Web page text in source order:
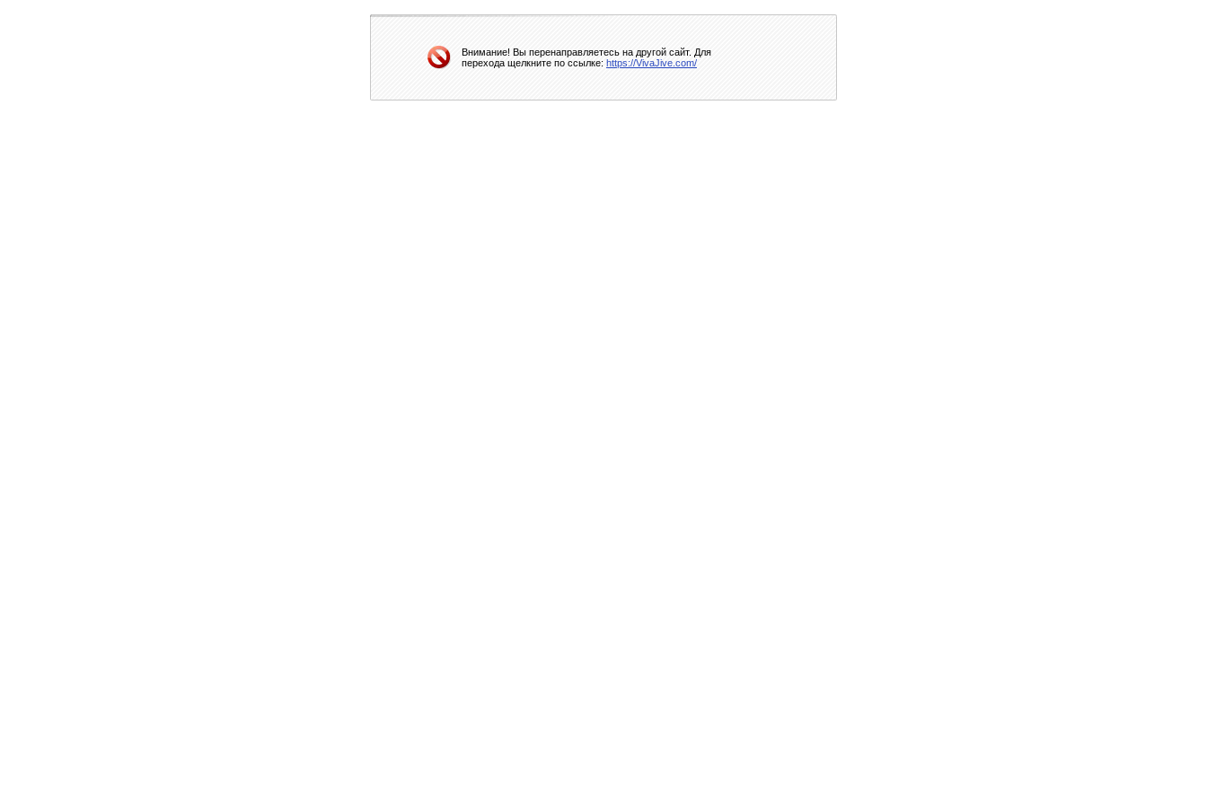
Внимание! Вы перенаправляетесь на другой сайт. Для
перехода щелкните по ссылке: https://VivaJive.com/